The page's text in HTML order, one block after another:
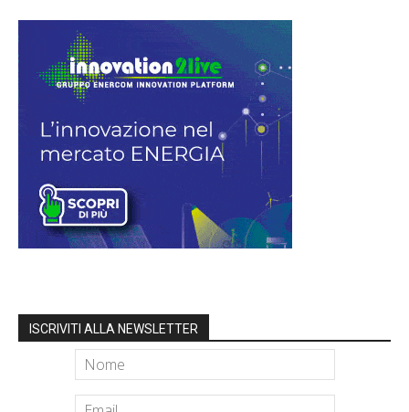
ISCRIVITI ALLA NEWSLETTER